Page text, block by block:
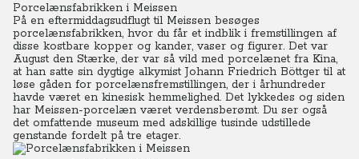
Porcelænsfabrikken i Meissen
På en eftermiddagsudflugt til Meissen besøges
porcelænsfabrikken, hvor du får et indblik i fremstillingen af
disse kostbare kopper og kander, vaser og figurer. Det var
August den Stærke, der var så vild med porcelænet fra Kina,
at han satte sin dygtige alkymist Johann Friedrich Böttger til at
løse gåden for porcelænsfremstillingen, der i århundreder
havde været en kinesisk hemmelighed. Det lykkedes og siden
har Meissen-porcelæn været verdensberømt. Du ser også
det omfattende museum med adskillige tusinde udstillede
genstande fordelt på tre etager.